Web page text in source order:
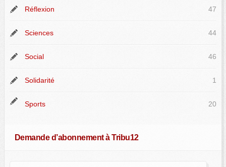
Réflexion 47
Sciences 44
Social 46
Solidarité 1
Sports 20
Demande d’abonnement à Tribu12